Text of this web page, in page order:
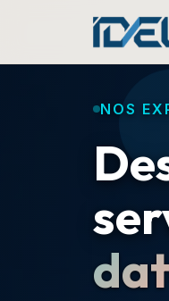
Aller au contenu
NOS